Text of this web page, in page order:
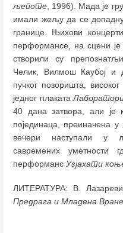
љепоте , 1996). Мада је
имали жељу да се
границе. Њихови
перформансе, на сцени је
створили су
Челик, Вилмош Каубој и
пучког позоришта,
једног плаката
40 дана затвора, али је
појединаца, преиначена у
вечери наступали у
савремених уметности
перформанс Узјахати
ЛИТЕРАТУРА: В.
Предрага и Младена